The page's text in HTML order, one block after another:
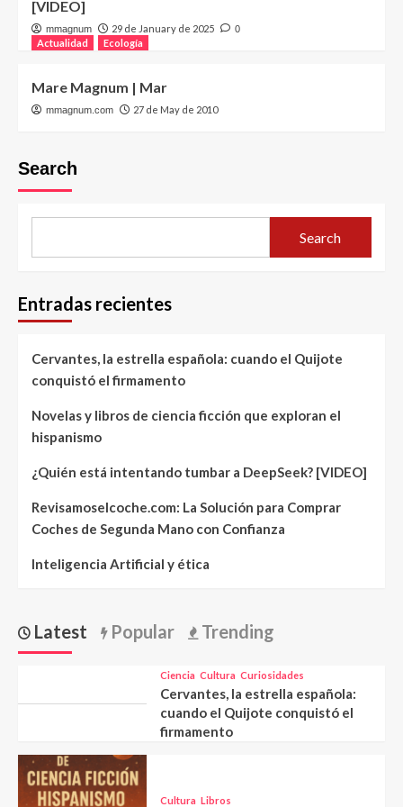
[VIDEO]
mmagnum 29 de January de 2025 0
Actualidad Ecología
Mare Magnum | Mar
mmagnum.com 27 de May de 2010
Search
Search
Entradas recientes
Cervantes, la estrella española: cuando el Quijote
conquistó el firmamento
Novelas y libros de ciencia ficción que exploran el
hispanismo
¿Quién está intentando tumbar a DeepSeek? [VIDEO]
Revisamoselcoche.com: La Solución para Comprar
Coches de Segunda Mano con Confianza
Inteligencia Artificial y ética
Latest Popular Trending
Ciencia Cultura Curiosidades
Cervantes, la estrella española:
cuando el Quijote conquistó el
firmamento
Cultura Libros